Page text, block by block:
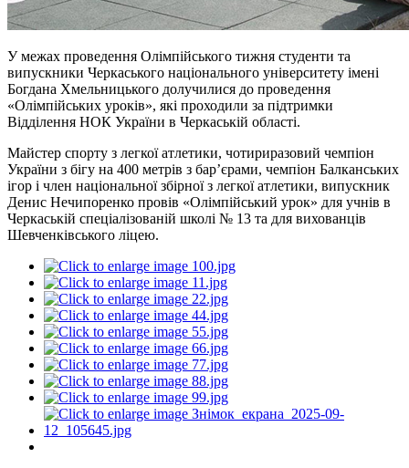
У межах проведення Олімпійського тижня студенти та
випускники Черкаського національного університету імені
Богдана Хмельницького долучилися до проведення
«Олімпійських уроків», які проходили за підтримки
Відділення НОК України в Черкаській області.
Майстер спорту з легкої атлетики, чотириразовий чемпіон
України з бігу на 400 метрів з барʼєрами, чемпіон Балканських
ігор і член національної збірної з легкої атлетики, випускник
Денис Нечипоренко провів «Олімпійський урок» для учнів в
Черкаській спеціалізованій школі № 13 та для вихованців
Шевченківського ліцею.